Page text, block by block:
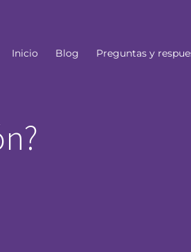
Inicio Blog Preguntas y